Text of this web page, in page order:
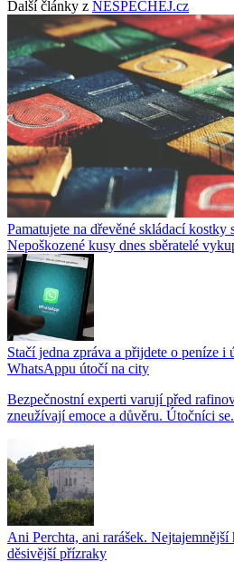
Další články z NESPECHEJ.cz
Pamatujete na dřevěné skládací
Nepoškozené kusy dnes sběratelé
Stačí jedna zpráva a přijdete o peníze i
WhatsAppu útočí na city
Bezpečnostní experti varují před
zneužívají emoce a důvěru. Útočníci
Ani Perchta, ani rarášek.
děsivější přízraky